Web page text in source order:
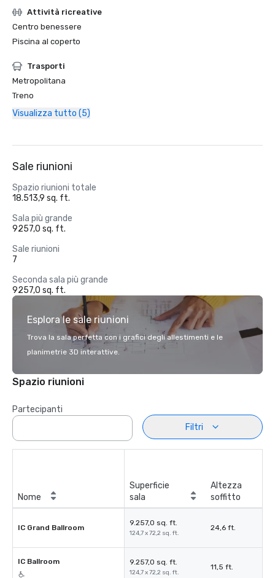
Attività ricreative
Centro benessere
Piscina al coperto
Trasporti
Metropolitana
Treno
Visualizza tutto (5)
Sale riunioni
Spazio riunioni totale
18.513,9 sq. ft.
Sala più grande
9257,0 sq. ft.
Sale riunioni
7
Seconda sala più grande
9257,0 sq. ft.
Esplora le sale riunioni
Trova la sala perfetta con i grafici degli allestimenti e le
planimetrie 3D interattive.
Spazio riunioni
Partecipanti
Filtri
Nome
Superficie
sala
Altezza
soffitto
IC Grand Ballroom
9.257,0 sq. ft.
124,7 x 72,2 sq. ft.
24,6 ft.
IC Ballroom 9.257,0 sq. ft.
124,7 x 72,2 sq. ft.
11,5 ft.